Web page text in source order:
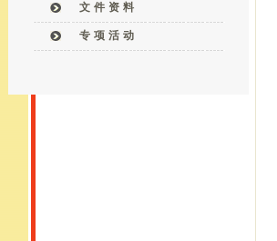
文件资料
专项活动